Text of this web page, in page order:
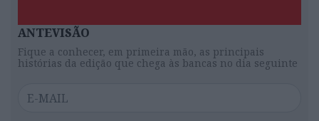
ANTEVISÃO
Fique a conhecer, em primeira mão, as principais
histórias da edição que chega às bancas no dia seguinte